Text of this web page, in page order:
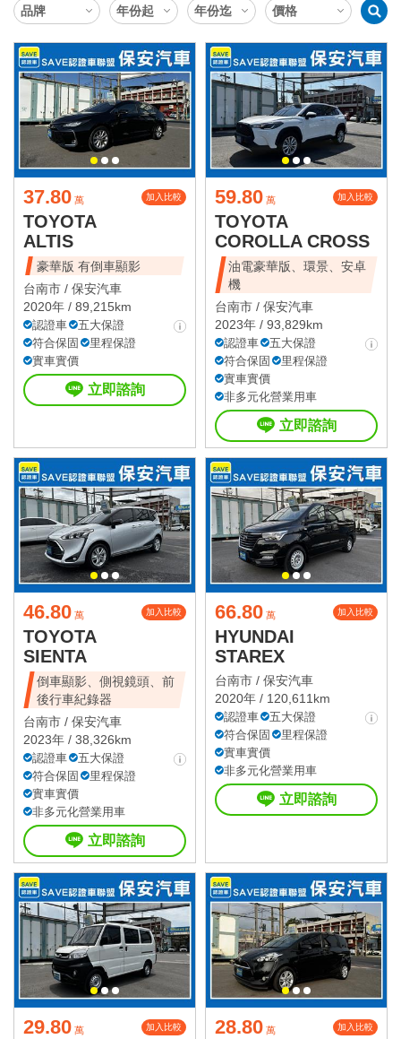
37.80 萬 加入比較
TOYOTA
ALTIS
豪華版 有倒車顯影
台南市 / 保安汽車
2020年 / 89,215km
認證車
五大保證
符合保固
里程保證
實車實價
立即諮詢
59.80 萬 加入比較
TOYOTA
COROLLA CROSS
油電豪華版、環景、安卓
機
台南市 / 保安汽車
2023年 / 93,829km
認證車
五大保證
符合保固
里程保證
實車實價
非多元化營業用車
立即諮詢
46.80 萬 加入比較
TOYOTA
SIENTA
倒車顯影、側視鏡頭、前
後行車紀錄器
台南市 / 保安汽車
2023年 / 38,326km
認證車
五大保證
符合保固
里程保證
實車實價
非多元化營業用車
立即諮詢
66.80 萬 加入比較
HYUNDAI
STAREX
台南市 / 保安汽車
2020年 / 120,611km
認證車
五大保證
符合保固
里程保證
實車實價
非多元化營業用車
立即諮詢
29.80 萬 加入比較 28.80 萬 加入比較